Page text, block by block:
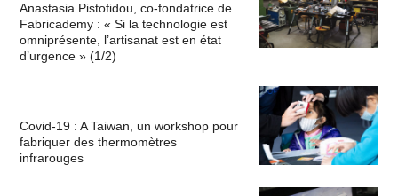
Anastasia Pistofidou, co-fondatrice de
Fabricademy : « Si la technologie est
omniprésente, l’artisanat est en état
d’urgence » (1/2)
Covid-19 : A Taiwan, un workshop pour
fabriquer des thermomètres
infrarouges